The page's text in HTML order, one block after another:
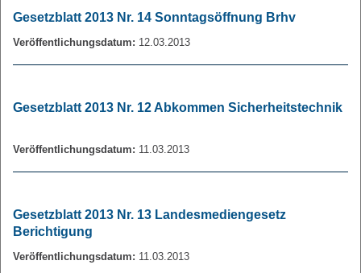
Gesetzblatt 2013 Nr. 14 Sonntagsöffnung Brhv
Veröffentlichungsdatum: 12.03.2013
Gesetzblatt 2013 Nr. 12 Abkommen Sicherheitstechnik
Veröffentlichungsdatum: 11.03.2013
Gesetzblatt 2013 Nr. 13 Landesmediengesetz
Berichtigung
Veröffentlichungsdatum: 11.03.2013